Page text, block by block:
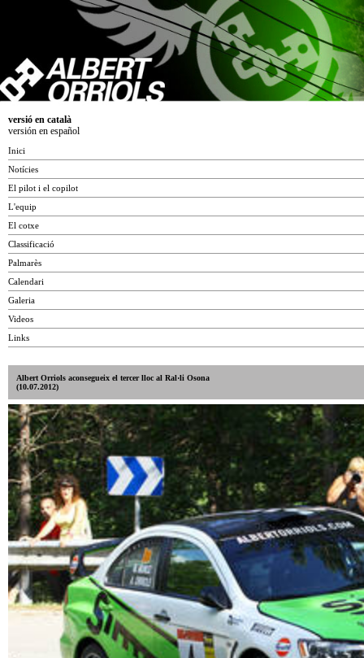
versió en català
versión en español
Inici
Notícies
El pilot i el copilot
L'equip
El cotxe
Classificació
Palmarès
Calendari
Galeria
Videos
Links
Albert Orriols aconsegueix el tercer lloc al Ral·li Osona
(10.07.2012)